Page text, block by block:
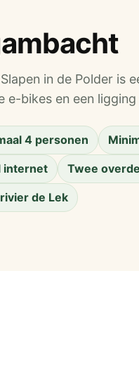
in de Polder is
bikes en een
4 personen
internet Twee
de Lek